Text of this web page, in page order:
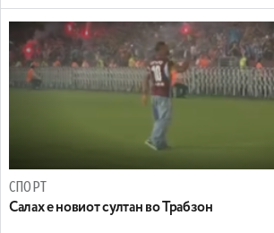
СПОРТ
Салах е новиот султан во Трабзон